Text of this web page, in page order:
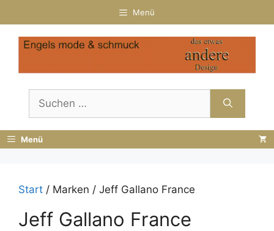
Inhalt
springen
Menü
nach:
Menü
Start / Marken / Jeff Gallano France
Jeff Gallano France